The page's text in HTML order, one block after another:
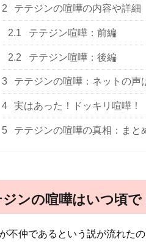
2 テテジンの喧嘩の内容や詳細
2.1 テテジン喧嘩：前編
2.2 テテジン喧嘩：後編
3 テテジンの喧嘩：ネットの声
4 実はあった！ドッキリ喧嘩！
5 テテジンの喧嘩の真相：まと
ンの喧嘩はいつ頃
不仲であるという説が流れた